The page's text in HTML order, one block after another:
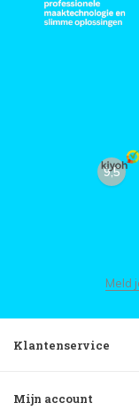
9,5
Meld
Klantenservice
Mijn account